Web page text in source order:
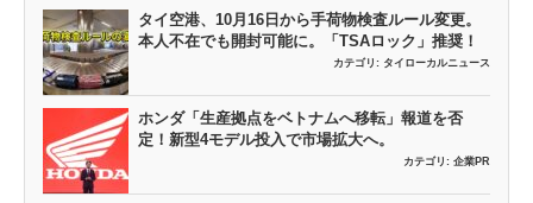
タイ空港、10月16日から手荷物検査ルール変更。
本人不在でも開封可能に。「TSAロック」推奨！
カテゴリ: タイローカルニュース
ホンダ「生産拠点をベトナムへ移転」報道を否
定！新型4モデル投入で市場拡大へ。
カテゴリ: 企業PR